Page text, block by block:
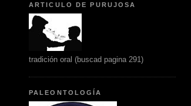
ARTICULO DE PURUJOSA
tradición oral (buscad pagina 291)
PALEONTOLOGÍA